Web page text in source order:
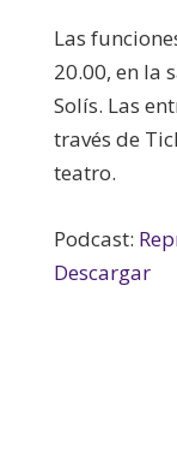
Las
20.00, en la
Solís. Las
través de
teatro.
Podcast:
Descargar